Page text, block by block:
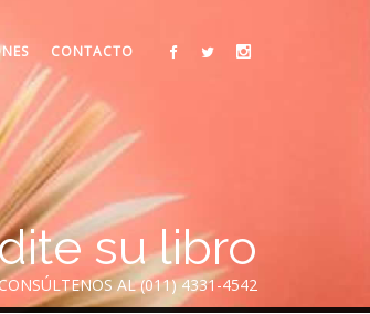
CONTACTO
su libro
AL (011) 4331-4542